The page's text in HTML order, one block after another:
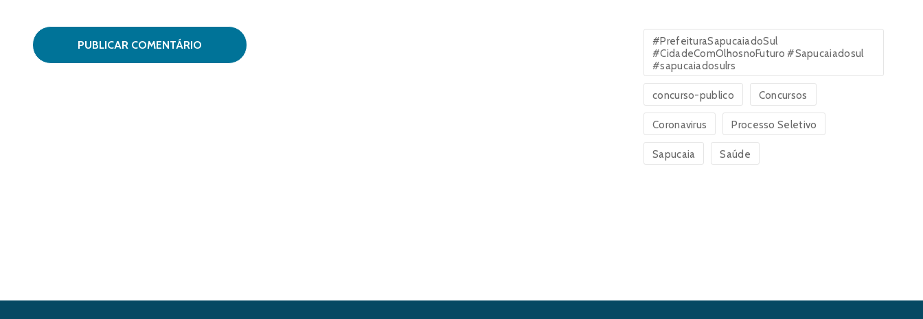
#PrefeituraSapucaiadoSul
#CidadeComOlhosnoFuturo #Sapucaiadosul
#sapucaiadosulrs
concurso-publico Concursos
Coronavirus Processo Seletivo
Sapucaia Saúde